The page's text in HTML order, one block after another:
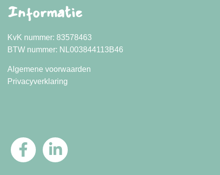
Informatie
KvK nummer: 83578463
BTW nummer: NL003844113B46
Algemene voorwaarden
Privacyverklaring